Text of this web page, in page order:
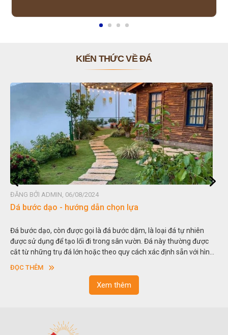
KIẾN THỨC VỀ ĐÁ
ĐĂNG BỞI ADMIN, 06/08/2024
Dá bước dạo - hướng dẫn chọn lựa
Đá bước dạo, còn được gọi là đá bước dặm, là loại đá tự nhiên
được sử dụng để tạo lối đi trong sân vườn. Đá này thường được
cắt từ những trụ đá lớn hoặc theo quy cách xác định sẵn với hình
vuông hoặc hình chữ nhật và có độ dày khác nhau.
ĐỌC THÊM
Xem thêm